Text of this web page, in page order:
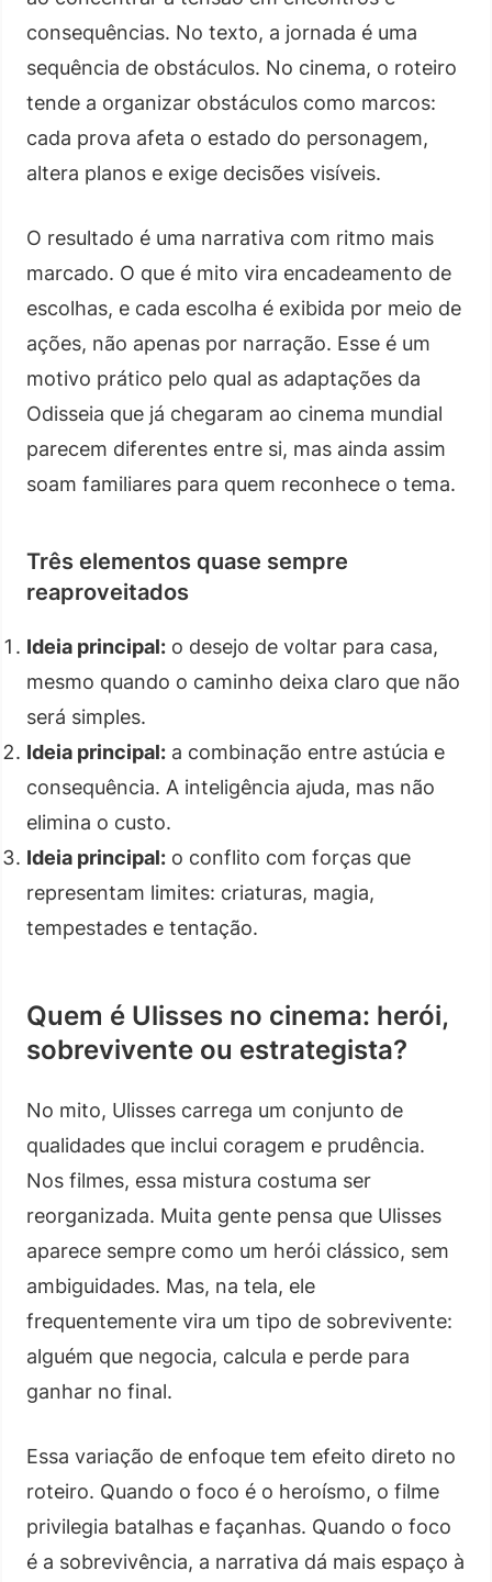
consequências. No texto, a jornada é uma
sequência de obstáculos. No cinema, o roteiro
tende a organizar obstáculos como marcos:
cada prova afeta o estado do personagem,
altera planos e exige decisões visíveis.
O resultado é uma narrativa com ritmo mais
marcado. O que é mito vira encadeamento de
escolhas, e cada escolha é exibida por meio de
ações, não apenas por narração. Esse é um
motivo prático pelo qual as adaptações da
Odisseia que já chegaram ao cinema mundial
parecem diferentes entre si, mas ainda assim
soam familiares para quem reconhece o tema.
Três elementos quase sempre
reaproveitados
Ideia principal: o desejo de voltar para casa,
mesmo quando o caminho deixa claro que não
será simples.
Ideia principal: a combinação entre astúcia e
consequência. A inteligência ajuda, mas não
elimina o custo.
Ideia principal: o conflito com forças que
representam limites: criaturas, magia,
tempestades e tentação.
Quem é Ulisses no cinema: herói,
sobrevivente ou estrategista?
No mito, Ulisses carrega um conjunto de
qualidades que inclui coragem e prudência.
Nos filmes, essa mistura costuma ser
reorganizada. Muita gente pensa que Ulisses
aparece sempre como um herói clássico, sem
ambiguidades. Mas, na tela, ele
frequentemente vira um tipo de sobrevivente:
alguém que negocia, calcula e perde para
ganhar no final.
Essa variação de enfoque tem efeito direto no
roteiro. Quando o foco é o heroísmo, o filme
privilegia batalhas e façanhas. Quando o foco
é a sobrevivência, a narrativa dá mais espaço à